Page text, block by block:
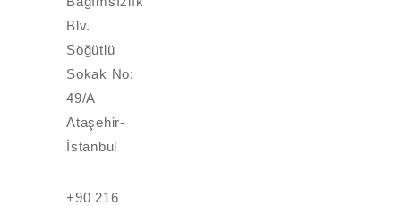
Blv.
Söğütlü
Sokak No:
49/A
Ataşehir-
İstanbul
+90 216